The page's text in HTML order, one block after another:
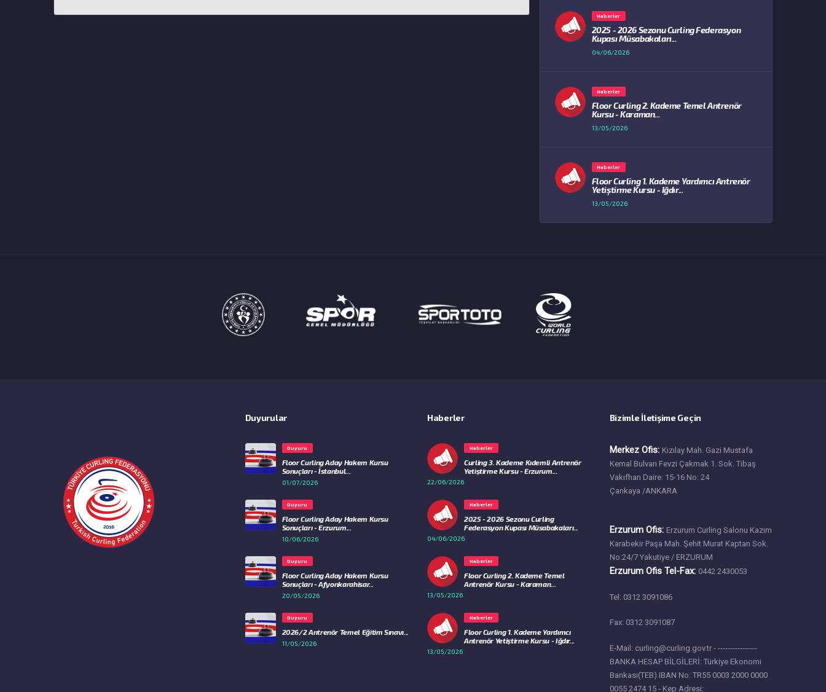
Haberler
2025 - 2026 Sezonu Curling Federasyon
Kupası Müsabakaları...
04/06/2026
Haberler
Floor Curling 2. Kademe Temel Antrenör
Kursu - Karaman...
13/05/2026
Haberler
Floor Curling 1. Kademe Yardımcı Antrenör
Yetiştirme Kursu - Iğdır...
13/05/2026
Duyurular
Duyuru
Floor Curling Aday Hakem Kursu
Sonuçları - İstanbul...
01/07/2026
Duyuru
Floor Curling Aday Hakem Kursu
Sonuçları - Erzurum...
10/06/2026
Duyuru
Floor Curling Aday Hakem Kursu
Sonuçları - Afyonkarahisar...
20/05/2026
Duyuru
2026/2 Antrenör Temel Eğitim Sınavı...
11/05/2026
Haberler
Haberler
Curling 3. Kademe Kıdemli Antrenör
Yetiştirme Kursu - Erzurum...
22/06/2026
Haberler
2025 - 2026 Sezonu Curling
Federasyon Kupası Müsabakaları...
04/06/2026
Haberler
Floor Curling 2. Kademe Temel
Antrenör Kursu - Karaman...
13/05/2026
Haberler
Floor Curling 1. Kademe Yardımcı
Antrenör Yetiştirme Kursu - Iğdır...
13/05/2026
Bizimle İletişime Geçin
Merkez Ofis: Kızılay Mah. Gazi Mustafa
Kemal Bulvarı Fevzi Çakmak 1. Sok. Tibaş
Vakıfhan Daire: 15-16 No: 24
Çankaya /ANKARA
Erzurum Ofis: Erzurum Curling Salonu Kazım
Karabekir Paşa Mah. Şehit Murat Kaptan Sok.
No:24/7 Yakutiye / ERZURUM
Erzurum Ofis Tel-Fax: 0442 2430053
Tel: 0312 3091086
Fax: 0312 3091087
E-Mail: curling@curling.gov.tr - ----------------
BANKA HESAP BİLGİLERİ: Türkiye Ekonomi
Bankası(TEB) IBAN No: TR55 0003 2000 0000
0055 2474 15 - Kep Adresi: